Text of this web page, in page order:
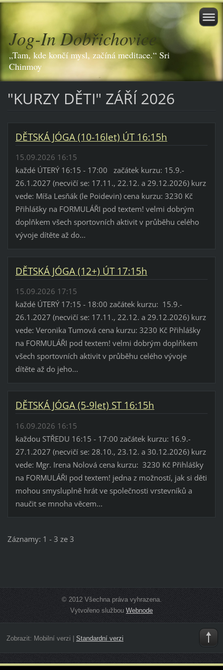
Jog-In Dobřichovice
„Tam, kde končí mysl, začíná meditace.“ Sri
Chinmoy
"KURZY DĚTI" ZÁŘÍ 2026
DĚTSKÁ JÓGA (10-16let) ÚT 16:15h
15.09.2026 16:15
každé ÚTERÝ 16:15 - 17:00 začátek kurzu: 15.9.-
26.1.2027 (necvičí se: 17.11., 22.12. a 29.12.2026) kurz
vede: Míša Lesňák (le Poidevin) cena kurzu: 3230 Kč
Přihlášky na FORMULÁŘI pod textem! velmi dobrým
doplňkem všech sportovních aktivit v průběhu celého
vývoje dítěte až do...
DĚTSKÁ JÓGA (12+) ÚT 17:15h
15.09.2026 17:15
každé ÚTERÝ 17:15 - 18:00 začátek kurzu: 15.9.-
26.1.2027 (necvičí se: 17.11., 22.12. a 29.12.2026) kurz
vede: Veronika Tumová cena kurzu: 3230 Kč Přihlášky
na FORMULÁŘI pod textem! velmi dobrým doplňkem
všech sportovních aktivit v průběhu celého vývoje
dítěte až do jeho...
DĚTSKÁ JÓGA (5-9let) ST 16:15h
16.09.2026 16:15
každou STŘEDU 16:15 - 17:00 začátek kurzu: 16.9.-
27.1.2027 (necvičí se: 28.10., 23.12. a 30.12.2026) kurz
vede: Mgr. Irena Nolová cena kurzu: 3230 Kč Přihlášky
na FORMULÁŘI pod textem! jedna z možností, jak si děti
mohou smysluplně hrát ve společnosti vrstevníků a
naučit se mnoha věcem...
Záznamy: 1 - 3 ze 3
© 2012 Všechna práva vyhrazena.
Vytvořeno službou Webnode
Zobrazit: Mobilní verzi Standardní verzi